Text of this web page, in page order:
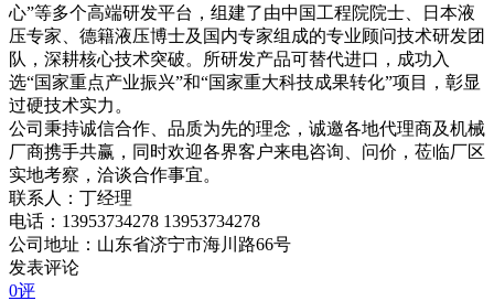
心”等多个高端研发平台，组建了由中国工程院院士、日本液
压专家、德籍液压博士及国内专家组成的专业顾问技术研发团
队，深耕核心技术突破。所研发产品可替代进口，成功入
选“国家重点产业振兴”和“国家重大科技成果转化”项目，彰显
过硬技术实力。
公司秉持诚信合作、品质为先的理念，诚邀各地代理商及机械
厂商携手共赢，同时欢迎各界客户来电咨询、问价，莅临厂区
实地考察，洽谈合作事宜。
联系人：丁经理
电话：13953734278 13953734278
公司地址：山东省济宁市海川路66号
发表评论
0评